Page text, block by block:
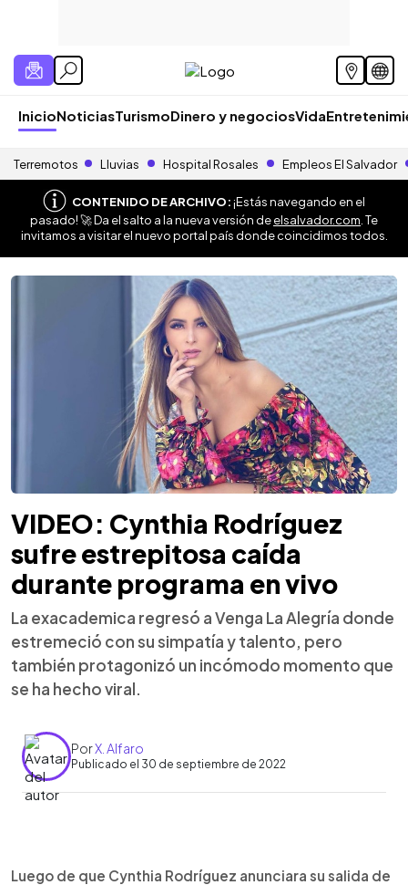
InicioNoticiasTurismoDinero y negociosVida
Terremotos Lluvias Hospital Rosales Empleos El Salvador
CONTENIDO DE ARCHIVO:¡Estás navegando en el
pasado! 🚀 Da el salto a la nueva versión deelsalvador.com . Te
invitamos a visitar el nuevo portal país donde coincidimos todos.
VIDEO: Cynthia Rodríguez
sufre estrepitosa caída
durante programa en vivo
La exacademica regresó a Venga La Alegría donde
estremeció con su simpatía y talento, pero
también protagonizó un incómodo momento que
se ha hecho viral.
PorX. Alfaro
Publicado el 30 de septiembre de 2022
► Escuchar artículo
Luego de que Cynthia Rodríguez anunciara su salida de